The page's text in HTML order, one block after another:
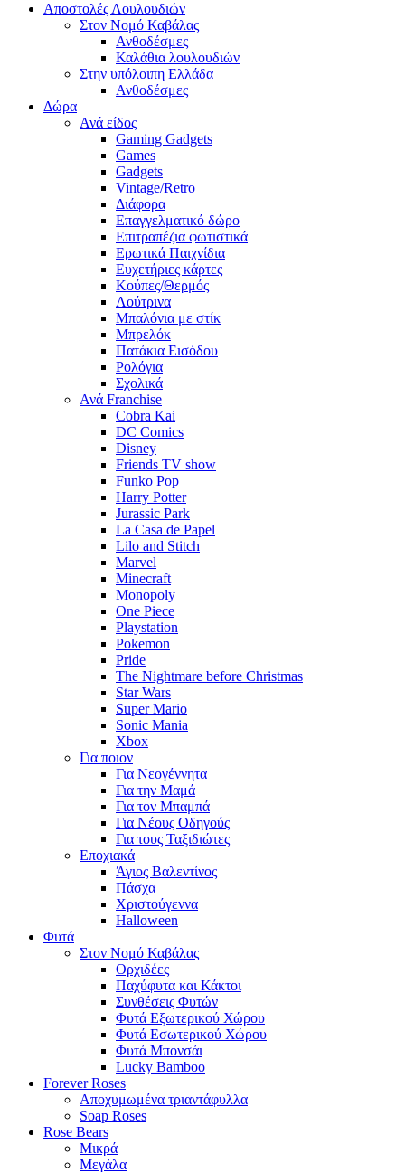
Αποστολές Λουλουδιών
Στον Νομό Καβάλας
Ανθοδέσμες
Καλάθια λουλουδιών
Στην υπόλοιπη Ελλάδα
Ανθοδέσμες
Δώρα
Ανά είδος
Gaming Gadgets
Games
Gadgets
Vintage/Retro
Διάφορα
Επαγγελματικό δώρο
Επιτραπέζια φωτιστικά
Ερωτικά Παιχνίδια
Ευχετήριες κάρτες
Κούπες/Θερμός
Λούτρινα
Μπαλόνια με στίκ
Μπρελόκ
Πατάκια Εισόδου
Ρολόγια
Σχολικά
Ανά Franchise
Cobra Kai
DC Comics
Disney
Friends TV show
Funko Pop
Harry Potter
Jurassic Park
La Casa de Papel
Lilo and Stitch
Marvel
Minecraft
Monopoly
One Piece
Playstation
Pokemon
Pride
The Nightmare before Christmas
Star Wars
Super Mario
Sonic Mania
Xbox
Για ποιον
Για Νεογέννητα
Για την Μαμά
Για τον Μπαμπά
Για Νέους Οδηγούς
Για τους Ταξιδιώτες
Εποχιακά
Άγιος Βαλεντίνος
Πάσχα
Χριστούγεννα
Halloween
Φυτά
Στον Νομό Καβάλας
Ορχιδέες
Παχύφυτα και Κάκτοι
Συνθέσεις Φυτών
Φυτά Εξωτερικού Χώρου
Φυτά Εσωτερικού Χώρου
Φυτά Μπονσάι
Lucky Bamboo
Forever Roses
Αποχυμωμένα τριαντάφυλλα
Soap Roses
Rose Βears
Μικρά
Μεγάλα